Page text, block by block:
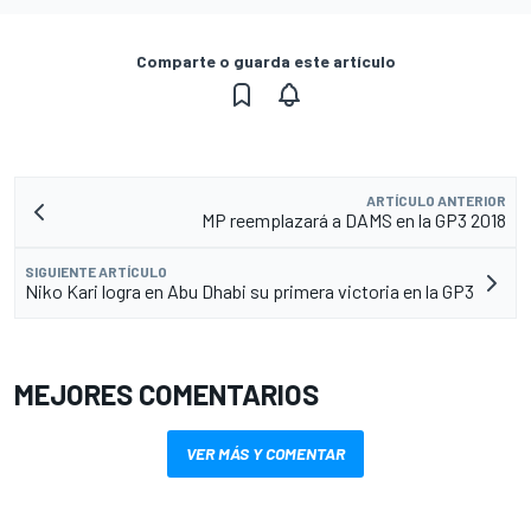
Comparte o guarda este artículo
ARTÍCULO ANTERIOR
MP reemplazará a DAMS en la GP3 2018
SIGUIENTE ARTÍCULO
Niko Kari logra en Abu Dhabi su primera victoria en la GP3
MEJORES COMENTARIOS
VER MÁS Y COMENTAR